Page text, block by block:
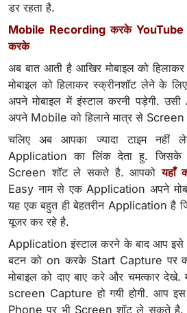
डर रहता है.
Mobile Recording करके YouTube
करके
अब बात आती है आखिर मोबाइल को
मोबाइल को हिलाकर स्क्रीनशॉट लेने के
अपने मोबाइल में इंस्टाल करनी पड़ेगी.
अपने Mobile को हिलाने मात्र से
चलिए अब आपका ज्यादा टाइम नहीं
Application का लिंक देता हु. जिसके
Screen शॉट ले सकते है. आपकोयहाँ
Easy नाम से एक Application अपने
यह एक बहुत ही बेहतरीन Application है
यूजर कर रहे है.
Application इंस्टाल करने के बाद आप
बटन को on करके Start Capture पर
मोबाइल को दाए बाए करे और चमत्कार देखे.
screen Capture हो गयी होगी. आप
Phone पर भी Screen शॉट ले सकते है.